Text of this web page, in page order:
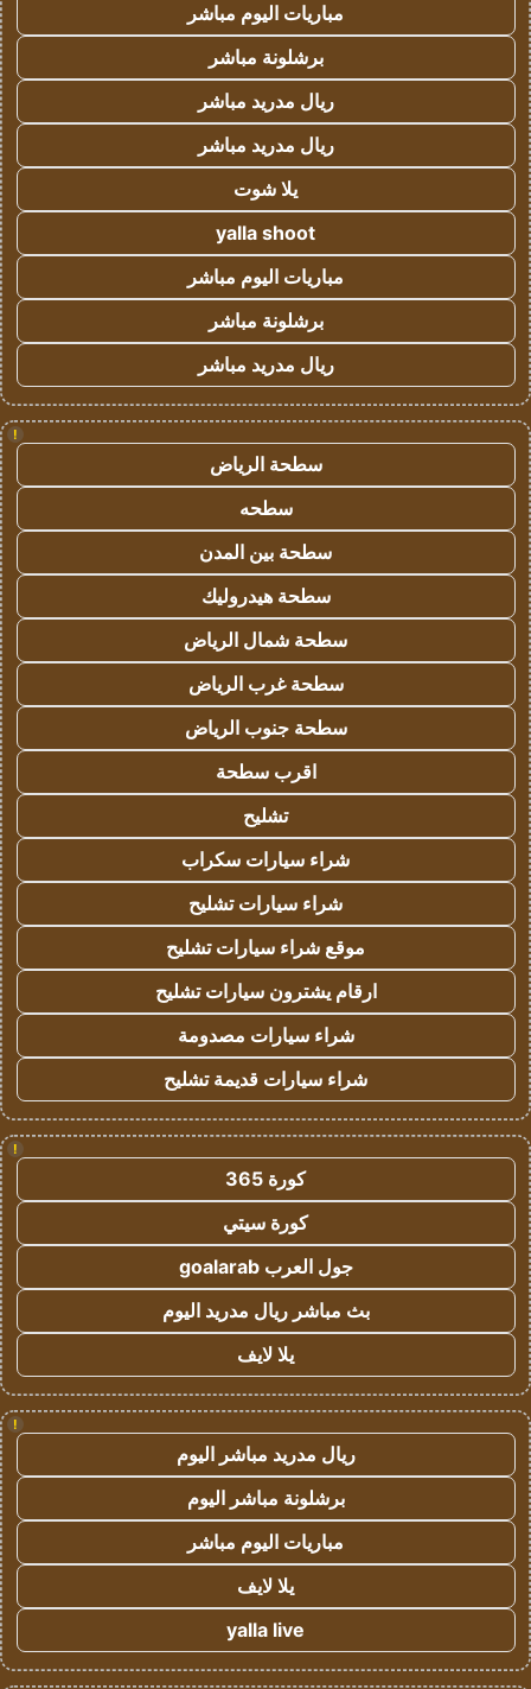
مباريات اليوم مباشر
برشلونة مباشر
ريال مدريد مباشر
ريال مدريد مباشر
يلا شوت
yalla shoot
مباريات اليوم مباشر
برشلونة مباشر
ريال مدريد مباشر
!
سطحة الرياض
سطحه
سطحة بين المدن
سطحة هيدروليك
سطحة شمال الرياض
سطحة غرب الرياض
سطحة جنوب الرياض
اقرب سطحة
تشليح
شراء سيارات سكراب
شراء سيارات تشليح
موقع شراء سيارات تشليح
ارقام يشترون سيارات تشليح
شراء سيارات مصدومة
شراء سيارات قديمة تشليح
!
كورة 365
كورة سيتي
جول العرب goalarab
بث مباشر ريال مدريد اليوم
يلا لايف
!
ريال مدريد مباشر اليوم
برشلونة مباشر اليوم
مباريات اليوم مباشر
يلا لايف
yalla live